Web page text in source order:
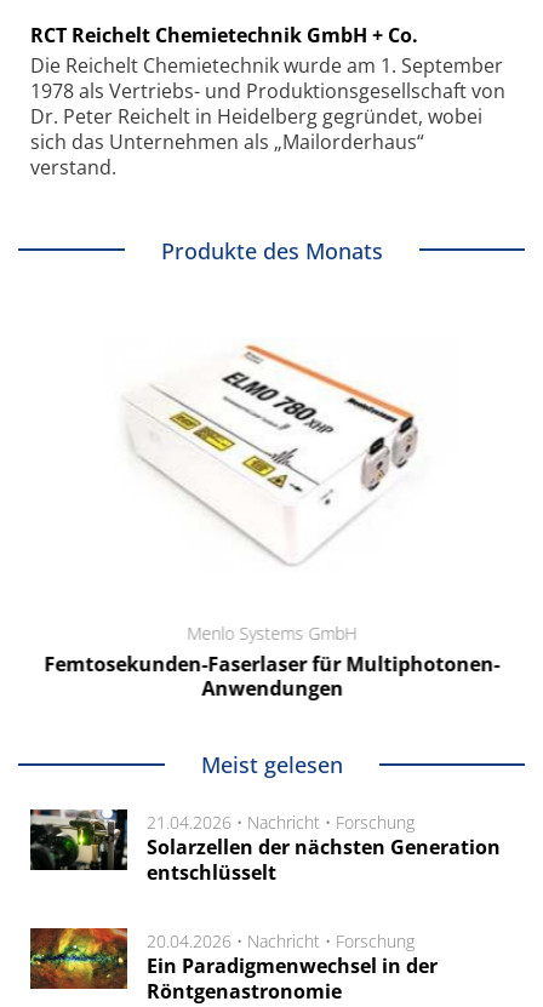
RCT Reichelt Chemietechnik GmbH + Co.
Die Reichelt Chemietechnik wurde am 1. September
1978 als Vertriebs- und Produktionsgesellschaft von
Dr. Peter Reichelt in Heidelberg gegründet, wobei
sich das Unternehmen als „Mailorderhaus“
verstand.
Produkte des Monats
Menlo Systems GmbH
Femtosekunden-Faserlaser für Multiphotonen-
Anwendungen
Meist gelesen
21.04.2026 • Nachricht • Forschung
Solarzellen der nächsten Generation
entschlüsselt
20.04.2026 • Nachricht • Forschung
Ein Paradigmenwechsel in der
Röntgenastronomie